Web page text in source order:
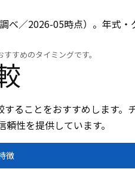
べ／2026-05時点）。年式
すめのタイミングです。
ることをおすすめします
性を提供しています。
徴